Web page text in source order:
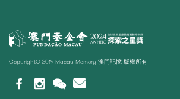
Copyright© 2019 Macau Memory 澳門記憶 版權所有